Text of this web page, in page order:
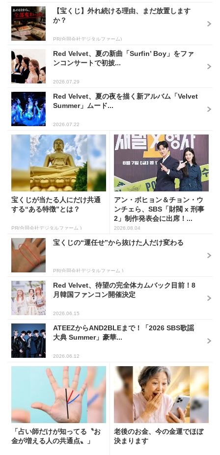
【宝くじ】外れ続ける理由、まだ放置します
か？
PR(合同会社デジタルファーム)
Red Velvet、夏の新曲「Surfin’ Boy」をファ
ンコンサートで初披...
2026.07.29
Red Velvet、夏の夜を描く新アルバム「Velvet
Summer」ムード...
2026.07.22
宝くじが当たる人にだけ共通
する“ある特徴”とは？
PR(合同会社デジタルファーム )
アン・ボヒョン＆チョン・ウ
ンチェら、SBS「財閥 x 刑事
2」制作発表会に出席！...
2026.08.04
宝くじの“運任せ”から抜けた人だけ変わる
PR(合同会社デジタルファーム )
Red Velvet、待望の完全体カムバック目前！8
月韓国ファンコン開催決定
2026.06.15
ATEEZからAND2BLEまで！「2026 SBS歌謡
大典 Summer」豪華...
2026.06.12
「占い師だけが知ってる〝お
金が増える人の共通点〟」
老後のお金、今の金運でほぼ
決まります